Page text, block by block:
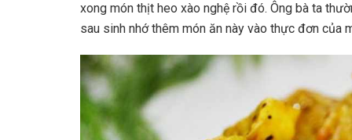
xong món thịt heo xào nghệ rồi đó. Ông bà ta
sau sinh nhớ thêm món ăn này vào thực đơn của